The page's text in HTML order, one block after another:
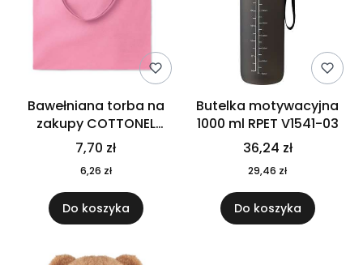
Bawełniana torba na
zakupy COTTONEL
COLOUR++ MO9846-11
7,70 zł
6,26 zł
Do koszyka
Butelka motywacyjna
1000 ml RPET V1541-03
36,24 zł
29,46 zł
Do koszyka